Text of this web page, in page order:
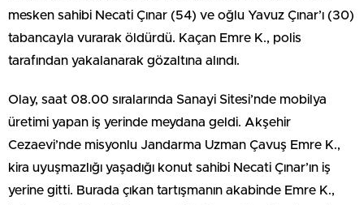
mesken sahibi Necati Çınar (54) ve oğlu Yavuz Çınar’ı (30)
tabancayla vurarak öldürdü. Kaçan Emre K., polis
tarafından yakalanarak gözaltına alındı.
Olay, saat 08.00 sıralarında Sanayi Sitesi’nde mobilya
üretimi yapan iş yerinde meydana geldi. Akşehir
Cezaevi’nde misyonlu Jandarma Uzman Çavuş Emre K.,
kira uyuşmazlığı yaşadığı konut sahibi Necati Çınar’ın iş
yerine gitti. Burada çıkan tartışmanın akabinde Emre K.,